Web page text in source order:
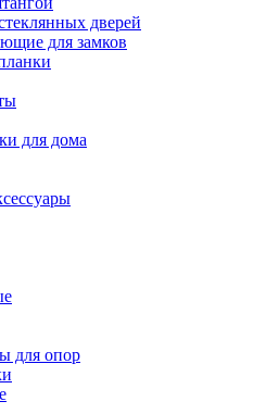
дверей
для замков
для дома
для опор